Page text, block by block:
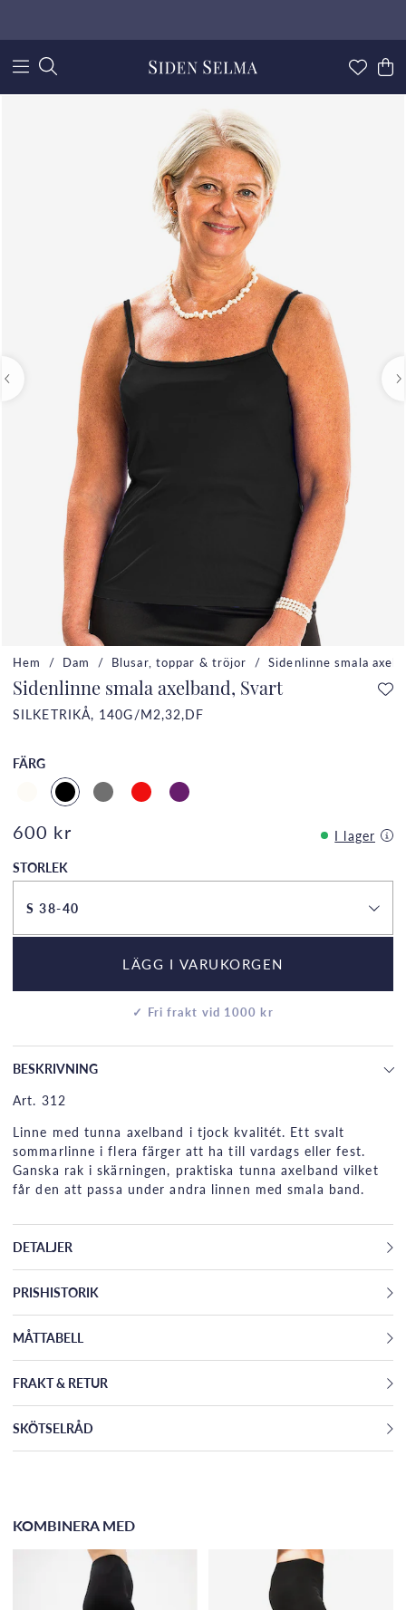
Hem Dam Blusar, toppar & tröjor Sidenlinne smala
Sidenlinne smala axelband, Svart
SILKETRIKÅ, 140G/M2,32,DF
FÄRG
600 kr
I lager
STORLEK
S 38-40
LÄGG I VARUKORGEN
✓ Fri frakt vid 1000 kr
BESKRIVNING
Art. 312
Linne med tunna axelband i tjock kvalitét. Ett svalt
sommarlinne i flera färger att ha till vardags eller fest.
Ganska rak i skärningen, praktiska tunna axelband vilket
får den att passa under andra linnen med smala band.
DETALJER
PRISHISTORIK
MÅTTABELL
FRAKT & RETUR
SKÖTSELRÅD
KOMBINERA MED